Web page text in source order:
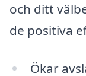
och ditt
de positiva
Ökar